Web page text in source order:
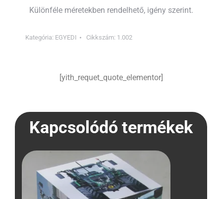
Különféle méretekben rendelhető, igény szerint.
Kategória: EGYEDI Cikkszám: 1.002
[yith_requet_quote_elementor]
Kapcsolódó termékek